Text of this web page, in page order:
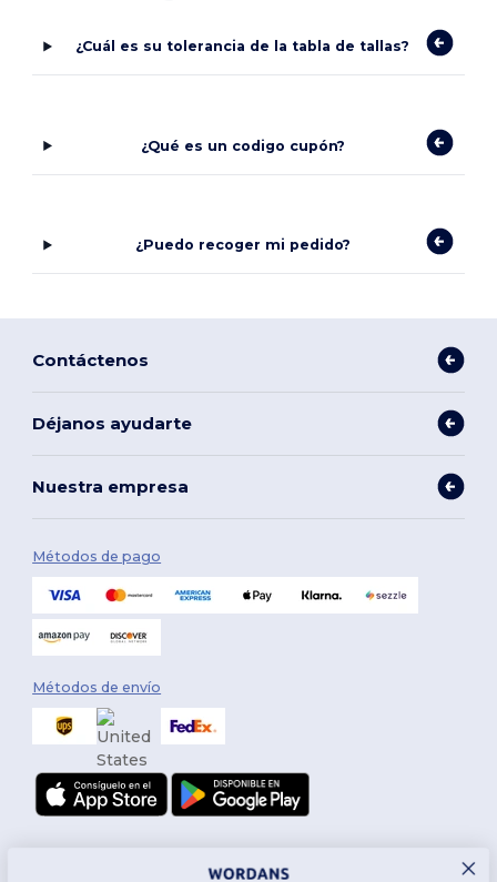
¿Cuál es su tolerancia de la tabla de tallas?
¿Qué es un codigo cupón?
¿Puedo recoger mi pedido?
Contáctenos
Déjanos ayudarte
Nuestra empresa
Métodos de pago
Métodos de envío